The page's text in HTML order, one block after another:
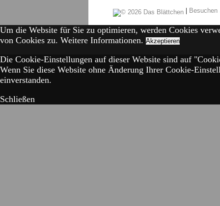
|
Um die Website für Sie zu optimieren, werden Cookies
von Cookies zu. Weitere Informationen. Akzeptieren
Die Cookie-Einstellungen auf dieser Website sind auf
Wenn Sie diese Website ohne Änderung Ihrer Cookie-
einverstanden.
Schließen